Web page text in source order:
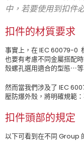
中，若要使用到扣件
扣件的材質要求
事實上，在 IEC 60079-0
也要有考慮不同金屬搭配
殼螺孔選用適合的型態⋯等
然而當我們涉及了 IEC
壓防爆外殼，將明確規範
扣件頭部的規定
以下可看到在不同 Group